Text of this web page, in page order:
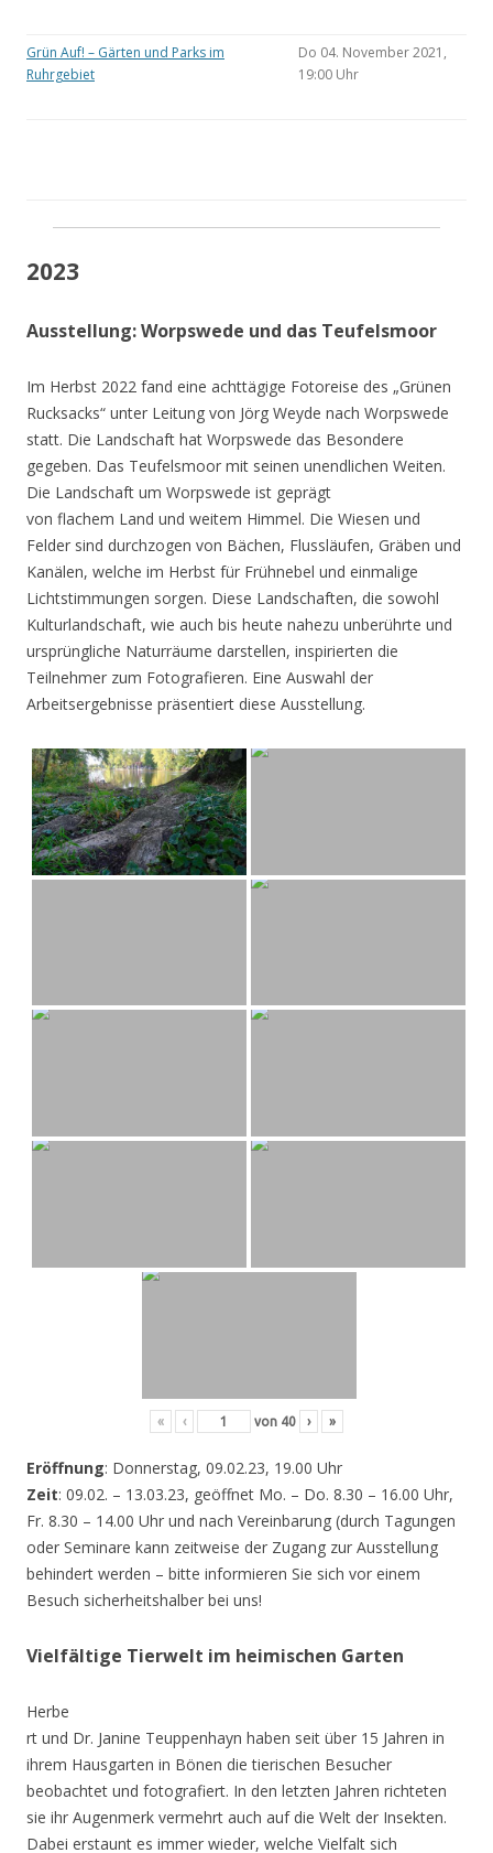
Grün Auf! – Gärten und Parks im
Ruhrgebiet
Do 04. November 2021,
19:00 Uhr
2023
Ausstellung: Worpswede und das Teufelsmoor
Im Herbst 2022 fand eine achttägige Fotoreise des „Grünen
Rucksacks“ unter Leitung von Jörg Weyde nach Worpswede
statt. Die Landschaft hat Worpswede das Besondere
gegeben. Das Teufelsmoor mit seinen unendlichen Weiten.
Die Landschaft um Worpswede ist geprägt
von flachem Land und weitem Himmel. Die Wiesen und
Felder sind durchzogen von Bächen, Flussläufen, Gräben und
Kanälen, welche im Herbst für Frühnebel und einmalige
Lichtstimmungen sorgen. Diese Landschaften, die sowohl
Kulturlandschaft, wie auch bis heute nahezu unberührte und
ursprüngliche Naturräume darstellen, inspirierten die
Teilnehmer zum Fotografieren. Eine Auswahl der
Arbeitsergebnisse präsentiert diese Ausstellung.
« ‹ von 40 › »
Eröffnung: Donnerstag, 09.02.23, 19.00 Uhr
Zeit: 09.02. – 13.03.23, geöffnet Mo. – Do. 8.30 – 16.00 Uhr,
Fr. 8.30 – 14.00 Uhr und nach Vereinbarung (durch Tagungen
oder Seminare kann zeitweise der Zugang zur Ausstellung
behindert werden – bitte informieren Sie sich vor einem
Besuch sicherheitshalber bei uns!
Vielfältige Tierwelt im heimischen Garten
Herbe
rt und Dr. Janine Teuppenhayn haben seit über 15 Jahren in
ihrem Hausgarten in Bönen die tierischen Besucher
beobachtet und fotografiert. In den letzten Jahren richteten
sie ihr Augenmerk vermehrt auch auf die Welt der Insekten.
Dabei erstaunt es immer wieder, welche Vielfalt sich